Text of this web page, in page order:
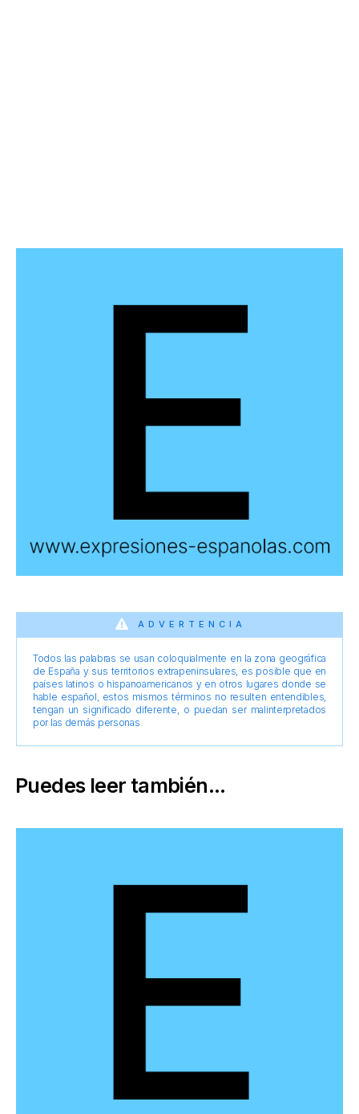
ADVERTENCIA
Todos las palabras se usan coloquialmente en la zona geográfica
de España y sus territorios extrapeninsulares, es posible que en
países latinos o hispanoamericanos y en otros lugares donde se
hable español, estos mismos términos no resulten entendibles,
tengan un significado diferente, o puedan ser malinterpretados
por las demás personas
Puedes leer también...